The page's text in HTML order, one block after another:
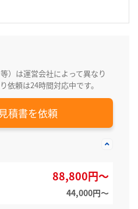
）は運営会社によって異なり
依頼は24時間対応中です。
見積書を依頼
88,800円～
44,000円〜